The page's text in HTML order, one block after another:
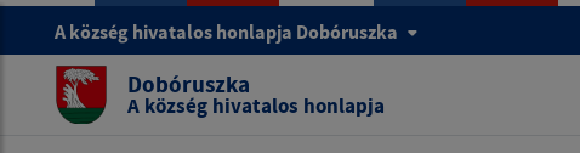
A község hivatalos honlapja Dobóruszka
Dobóruszka
A község hivatalos honlapja